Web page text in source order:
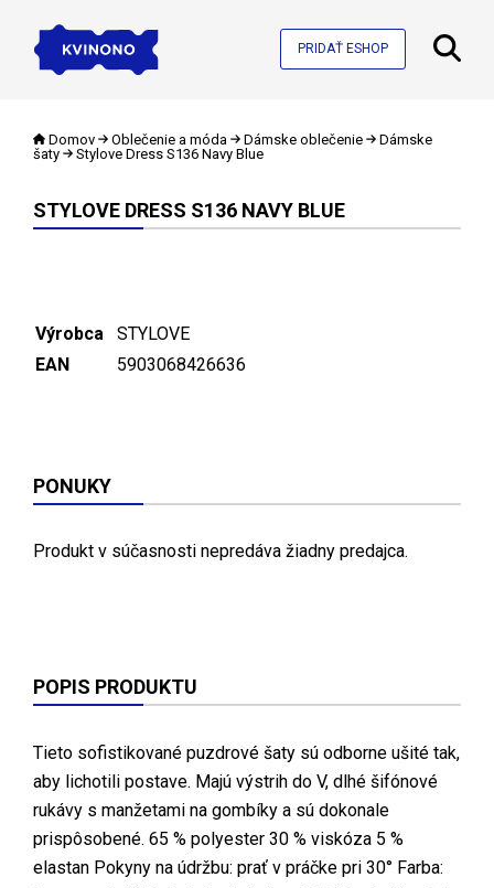
PRIDAŤ ESHOP
Domov Oblečenie a móda Dámske oblečenie
Dámske
šaty
Stylove Dress S136 Navy Blue
STYLOVE DRESS S136 NAVY BLUE
Výrobca
STYLOVE
EAN
5903068426636
PONUKY
Produkt v súčasnosti nepredáva žiadny predajca.
POPIS PRODUKTU
Tieto sofistikované puzdrové šaty sú odborne ušité tak,
aby lichotili postave. Majú výstrih do V, dlhé šifónové
rukávy s manžetami na gombíky a sú dokonale
prispôsobené. 65 % polyester 30 % viskóza 5 %
elastan Pokyny na údržbu: prať v práčke pri 30° Farba: